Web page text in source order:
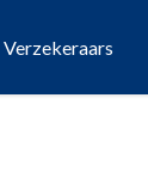
Verzekeraars